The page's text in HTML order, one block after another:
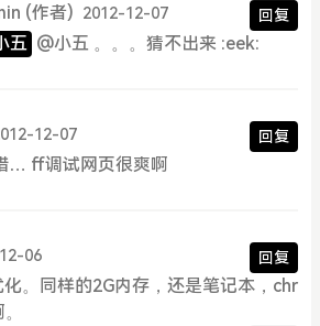
(作者) 2012-12-07 回复
五 @小五 。。。猜不出来 :eek:
12-07 回复
… ff调试网页很爽啊
06 回复
。同样的2G内存，还是笔记本，chr